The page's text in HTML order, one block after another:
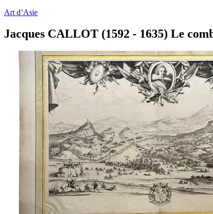
Art d’Asie
Jacques CALLOT (1592 - 1635) Le